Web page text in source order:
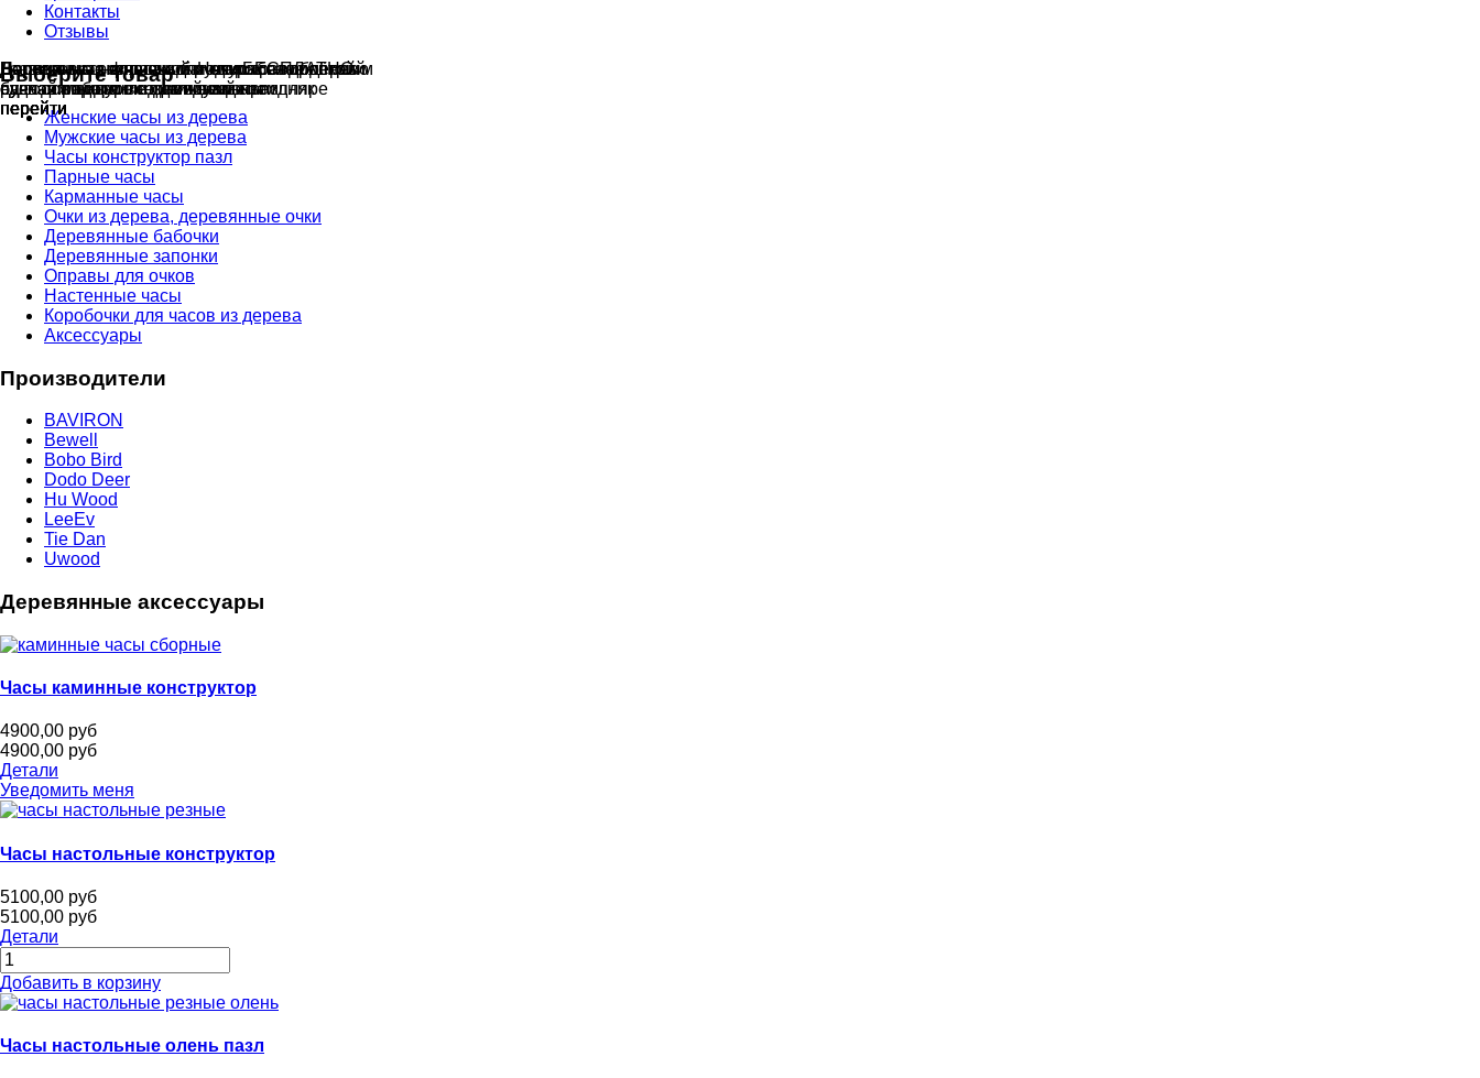
Контакты
Отзывы
Гравировка на часахобычнаяБЕСПЛАТНО
сделай подарок индивидуальным
перейти
Деревянные флешкии ручкис гравировкой
сделаем подарок эксклюзивным
перейти
Настенные резныечасыНатуральное дерево
ручная работа в единичном экземпляре
перейти
Парные часыотличный подарок влюблённым
на годовщину или семейный праздник
перейти
Деревянные оправыдля очковбез диоптрий
будь стильным всегда и везде
перейти
Выберите товар
Женские часы из дерева
Мужские часы из дерева
Часы конструктор пазл
Парные часы
Карманные часы
Очки из дерева, деревянные очки
Деревянные бабочки
Деревянные запонки
Оправы для очков
Настенные часы
Коробочки для часов из дерева
Аксессуары
Производители
BAVIRON
Bewell
Bobo Bird
Dodo Deer
Hu Wood
LeeEv
Tie Dan
Uwood
Деревянные аксессуары
Часы каминные конструктор
4900,00 руб
4900,00 руб
Детали
Уведомить меня
Часы настольные конструктор
5100,00 руб
5100,00 руб
Детали
Добавить в корзину
Часы настольные олень пазл